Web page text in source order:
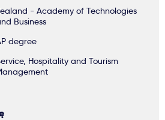
- Academy of Technologies
Business
degree
Hospitality and Tourism